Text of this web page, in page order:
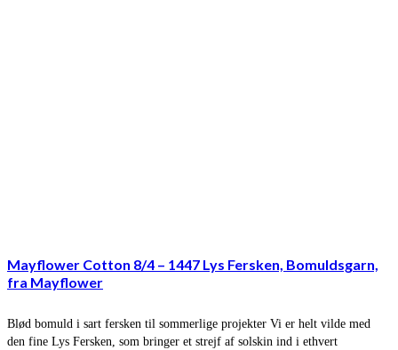
Mayflower Cotton 8/4 – 1447 Lys Fersken, Bomuldsgarn,
fra Mayflower
Blød bomuld i sart fersken til sommerlige projekter Vi er helt vilde med
den fine Lys Fersken, som bringer et strejf af solskin ind i ethvert